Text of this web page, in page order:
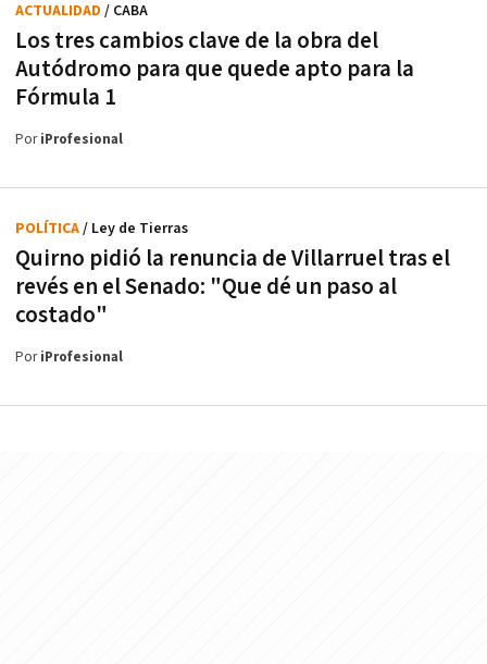
Los tres cambios clave de la obra del
Autódromo para que quede apto para la
Fórmula 1
ACTUALIDAD / CABA
PoriProfesional
Quirno pidió la renuncia de Villarruel tras el
revés en el Senado: "Que dé un paso al
costado"
POLÍTICA/ Ley de Tierras
PoriProfesional